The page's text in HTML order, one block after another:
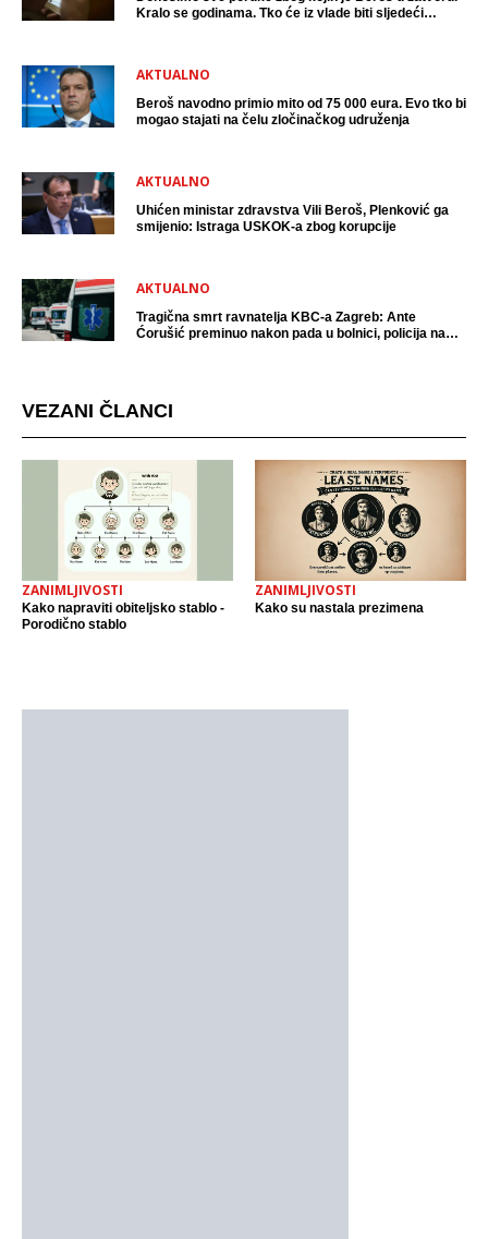
Kralo se godinama. Tko će iz vlade biti sljedeći
AKTUALNO
Beroš navodno primio mito od 75 000 eura. Evo tko bi
mogao stajati na čelu zločinačkog udruženja
AKTUALNO
Uhićen ministar zdravstva Vili Beroš, Plenković ga
smijenio: Istraga USKOK-a zbog korupcije
AKTUALNO
Tragična smrt ravnatelja KBC-a Zagreb: Ante
Ćorušić preminuo nakon pada u bolnici, policija na
VEZANI ČLANCI
ZANIMLJIVOSTI
Kako napraviti obiteljsko stablo -
Porodično stablo
ZANIMLJIVOSTI
Kako su nastala prezimena